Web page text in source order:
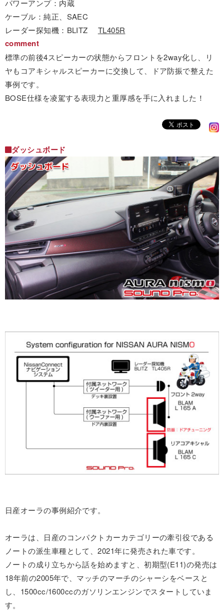
パワーアンプ：内蔵
ケーブル：純正、SAEC
レーダー探知機：BLITZ TL405R
comment
標準の前後4スピーカーの状態からフロントを2way化し、リ
ヤもコアキシャルスピーカーに交換して、ドア防振で整えた
事例です。
BOSE仕様を凌駕する表現力と重厚感を手に入れました！
ダッシュボード
日産オーラの事例紹介です。
オーラは、日産のコンパクトカーカテゴリーの牽引役である
ノートの派生車種として、2021年に発売された車です。
ノートの成り立ちから話を始めますと、初期型(E11)の発売は
18年前の2005年で、マッチのマーチのシャーシをベースと
し、1500cc/1600ccのガソリンエンジンでスタートしていま
す。